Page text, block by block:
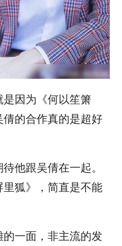
因为《何以笙箫
的合作真的是超好
他跟吴倩在一起。
狐》，简直是不能
一面，非主流的发